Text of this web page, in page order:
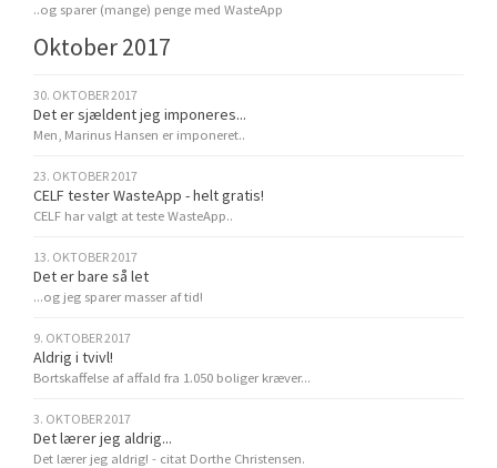
..og sparer (mange) penge med WasteApp
Oktober 2017
30. OKTOBER 2017
Det er sjældent jeg imponeres...
Men, Marinus Hansen er imponeret..
23. OKTOBER 2017
CELF tester WasteApp - helt gratis!
CELF har valgt at teste WasteApp..
13. OKTOBER 2017
Det er bare så let
...og jeg sparer masser af tid!
9. OKTOBER 2017
Aldrig i tvivl!
Bortskaffelse af affald fra 1.050 boliger kræver...
3. OKTOBER 2017
Det lærer jeg aldrig...
Det lærer jeg aldrig! - citat Dorthe Christensen.